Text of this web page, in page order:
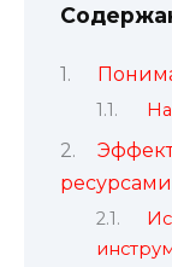
ресурсами